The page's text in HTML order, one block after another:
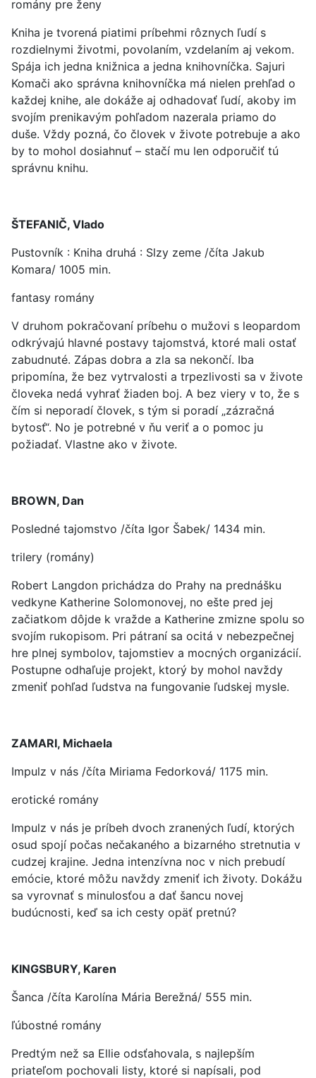
romány pre ženy
Kniha je tvorená piatimi príbehmi rôznych ľudí s
rozdielnymi životmi, povolaním, vzdelaním aj vekom.
Spája ich jedna knižnica a jedna knihovníčka. Sajuri
Komači ako správna knihovníčka má nielen prehľad o
každej knihe, ale dokáže aj odhadovať ľudí, akoby im
svojím prenikavým pohľadom nazerala priamo do
duše. Vždy pozná, čo človek v živote potrebuje a ako
by to mohol dosiahnuť – stačí mu len odporučiť tú
správnu knihu.
ŠTEFANIČ, Vlado
Pustovník : Kniha druhá : Slzy zeme /číta Jakub
Komara/ 1005 min.
fantasy romány
V druhom pokračovaní príbehu o mužovi s leopardom
odkrývajú hlavné postavy tajomstvá, ktoré mali ostať
zabudnuté. Zápas dobra a zla sa nekončí. Iba
pripomína, že bez vytrvalosti a trpezlivosti sa v živote
človeka nedá vyhrať žiaden boj. A bez viery v to, že s
čím si neporadí človek, s tým si poradí „zázračná
bytosť“. No je potrebné v ňu veriť a o pomoc ju
požiadať. Vlastne ako v živote.
BROWN, Dan
Posledné tajomstvo /číta Igor Šabek/ 1434 min.
trilery (romány)
Robert Langdon prichádza do Prahy na prednášku
vedkyne Katherine Solomonovej, no ešte pred jej
začiatkom dôjde k vražde a Katherine zmizne spolu so
svojím rukopisom. Pri pátraní sa ocitá v nebezpečnej
hre plnej symbolov, tajomstiev a mocných organizácií.
Postupne odhaľuje projekt, ktorý by mohol navždy
zmeniť pohľad ľudstva na fungovanie ľudskej mysle.
ZAMARI, Michaela
Impulz v nás /číta Miriama Fedorková/ 1175 min.
erotické romány
Impulz v nás je príbeh dvoch zranených ľudí, ktorých
osud spojí počas nečakaného a bizarného stretnutia v
cudzej krajine. Jedna intenzívna noc v nich prebudí
emócie, ktoré môžu navždy zmeniť ich životy. Dokážu
sa vyrovnať s minulosťou a dať šancu novej
budúcnosti, keď sa ich cesty opäť pretnú?
KINGSBURY, Karen
Šanca /číta Karolína Mária Berežná/ 555 min.
ľúbostné romány
Predtým než sa Ellie odsťahovala, s najlepším
priateľom pochovali listy, ktoré si napísali, pod